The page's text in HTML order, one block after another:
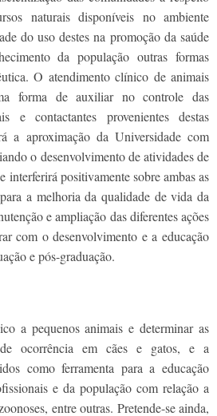
naturais disponíveis no ambiente
do uso destes na promoção da saúde
da população outras formas
O atendimento clínico de animais
forma de auxiliar no controle das
e contactantes provenientes destas
a aproximação da Universidade com
o desenvolvimento de atividades de
interferirá positivamente sobre ambas as
a melhoria da qualidade de vida da
e ampliação das diferentes ações
com o desenvolvimento e a educação
e pós-graduação.
a pequenos animais e determinar as
de ocorrência em cães e gatos, e a
como ferramenta para a educação
e da população com relação a
entre outras. Pretende-se ainda,